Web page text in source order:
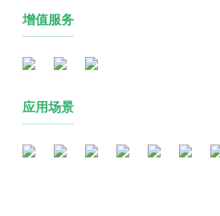
增值服务
应用场景